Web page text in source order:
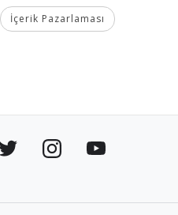
İçerik Pazarlaması